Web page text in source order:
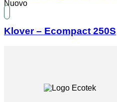
Nuovo
Klover – Ecompact 250S